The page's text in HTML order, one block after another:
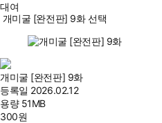
대여
개미굴 [완전판] 9화 선택
개미굴 [완전판] 9화
등록일 2026.02.12
용량 51MB
300원